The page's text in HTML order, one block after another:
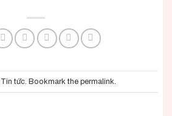
Tin tức . Bookmark the permalink